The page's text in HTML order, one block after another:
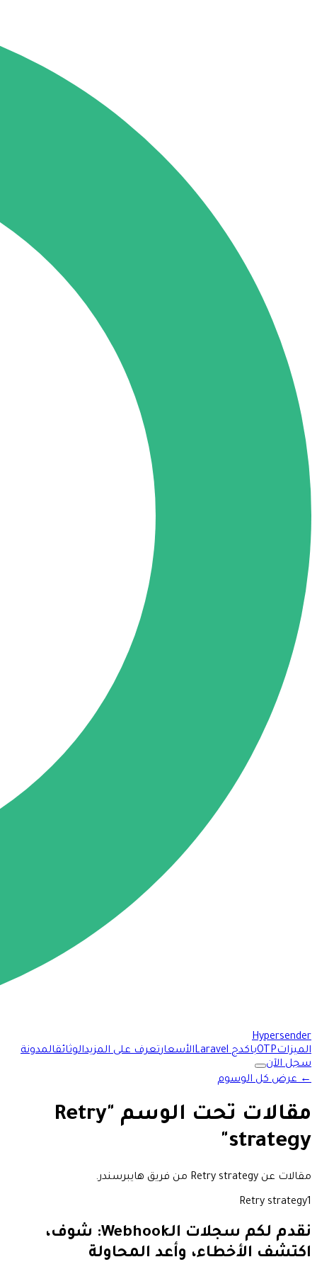
Hypersender
الميزاتOTPباكدج Laravel الأسعارتعرف على المزيدالوثائقالمدونة
سجل الآن
← عرض كل الوسوم
مقالات تحت الوسم "Retry
strategy"
مقالات عن Retry strategy من فريق هايبرسندر.
Retry strategy1
نقدم لكم سجلات الـWebhook: شوف،
اكتشف الأخطاء، وأعد المحاولة